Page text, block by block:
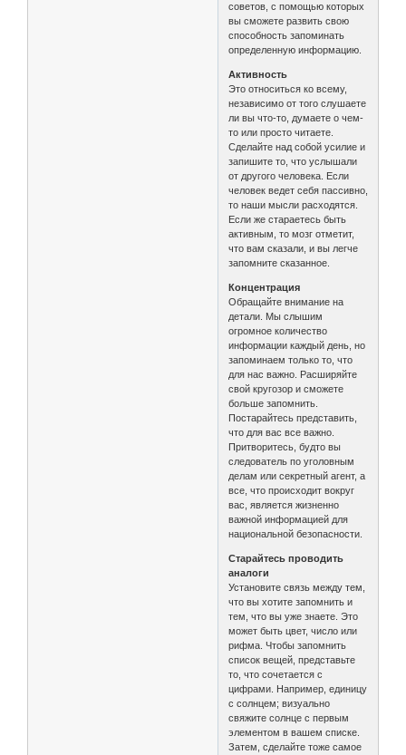
советов, с помощью которых
вы сможете развить свою
способность запоминать
определенную информацию.
Активность
Это относиться ко всему,
независимо от того слушаете
ли вы что-то, думаете о чем-
то или просто читаете.
Сделайте над собой усилие и
запишите то, что услышали
от другого человека. Если
человек ведет себя пассивно,
то наши мысли расходятся.
Если же стараетесь быть
активным, то мозг отметит,
что вам сказали, и вы легче
запомните сказанное.
Концентрация
Обращайте внимание на
детали. Мы слышим
огромное количество
информации каждый день, но
запоминаем только то, что
для нас важно. Расширяйте
свой кругозор и сможете
больше запомнить.
Постарайтесь представить,
что для вас все важно.
Притворитесь, будто вы
следователь по уголовным
делам или секретный агент, а
все, что происходит вокруг
вас, является жизненно
важной информацией для
национальной безопасности.
Старайтесь проводить
аналоги
Установите связь между тем,
что вы хотите запомнить и
тем, что вы уже знаете. Это
может быть цвет, число или
рифма. Чтобы запомнить
список вещей, представьте
то, что сочетается с
цифрами. Например, единицу
с солнцем; визуально
свяжите солнце с первым
элементом в вашем списке.
Затем, сделайте тоже самое